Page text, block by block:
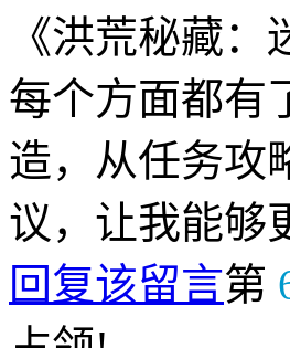
《洪荒秘藏
每个方面都有
造，从任务攻
议，让我能够
回复该留言第